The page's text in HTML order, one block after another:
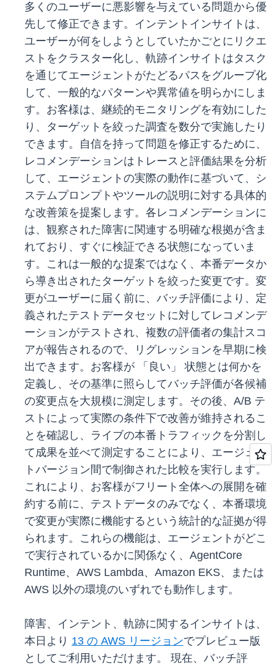
多くのユーザーに悪影響を与えている問題から優
先して修正できます。インテントインサイトは、
ユーザーが何をしようとしていたかごとにリクエ
ストをクラスター化し、軌跡インサイトはタスク
を通じてエージェントがたどるパスをグループ化
して、一般的なパターンや異常値を明らかにしま
す。お客様は、継続的モニタリングを有効にした
り、ターゲットを絞った調査を数分で実施したり
できます。自信を持って問題を修正するために、
レコメンデーションはトレースと評価結果を分析
して、エージェントの実際の動作に基づいて、シ
ステムプロンプトやツールの説明に対する具体的
な改善策を提案します。各レコメンデーションに
は、観察された障害に関連する明確な根拠が含ま
れており、すぐに検証できる状態になっていま
す。これは一般的な提案ではなく、本番データか
ら導き出されたターゲットを絞った変更です。変
更がユーザーに届く前に、バッチ評価により、定
義されたテストデータセットに対してレコメンデ
ーションがテストされ、複数の評価者の集計スコ
アが報告されるので、リグレッションを早期に検
出できます。お客様が 「良い」 状態とは何かを
定義し、その基準に照らしてバッチ評価が各候補
の変更点を大規模に測定します。その後、A/B テ
ストによって実際の条件下で改善が維持されるこ
とを確認し、ライブの本番トラフィックを分割し
て成果を並べて測定することにより、エージェン
トバージョン間で制御された比較を実行します。
これにより、お客様がフリート全体への展開を確
約する前に、テストデータのみでなく、本番環境
で変更が実際に機能するという統計的な証拠が得
られます。これらの機能は、エージェントがどこ
で実行されているかに関係なく、AgentCore
Runtime、AWS Lambda、Amazon EKS、または
AWS 以外の環境のいずれでも動作します。
障害、インテント、軌跡に関するインサイトは、
本日より 13 の AWS リージョンでプレビュー版
としてご利用いただけます。 現在、バッチ評